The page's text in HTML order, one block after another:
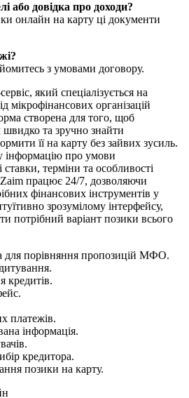
або довідка про доходи?
онлайн на карту ці документи
з умовами договору.
який спеціалізується на
мікрофінансових організацій
створена для того, щоб
та зручно знайти
її на карту без зайвих зусиль.
інформацію про умови
терміни та особливості
працює 24/7, дозволяючи
фінансових інструментів у
зрозумілому інтерфейсу,
потрібний варіант позики всього
порівняння пропозицій МФО.
кредитів.
платежів.
інформація.
кредитора.
позики на карту.